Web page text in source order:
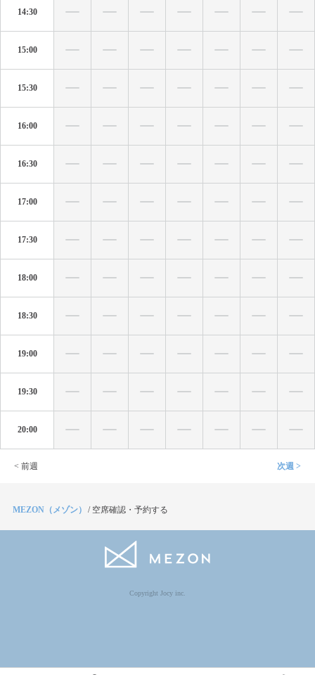
14:30
15:00
15:30
16:00
16:30
17:00
17:30
18:00
18:30
19:00
19:30
20:00
< 前週 次週 >
MEZON（メゾン） / 空席確認・予約する
Copyright Jocy inc.